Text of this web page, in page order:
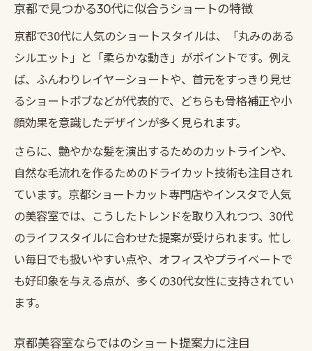
京都で見つかる30代に似合うショートの特徴
京都で30代に人気のショートスタイルは、「丸みのある
シルエット」と「柔らかな動き」がポイントです。例え
ば、ふんわりレイヤーショートや、首元をすっきり見せ
るショートボブなどが代表的で、どちらも骨格補正や小
顔効果を意識したデザインが多く見られます。
さらに、艶やかな髪を演出するためのカットラインや、
自然な毛流れを作るためのドライカット技術も注目され
ています。京都ショートカット専門店やインスタで人気
の美容室では、こうしたトレンドを取り入れつつ、30代
のライフスタイルに合わせた提案が受けられます。忙し
い毎日でも扱いやすい点や、オフィスやプライベートで
も好印象を与える点が、多くの30代女性に支持されてい
ます。
京都美容室ならではのショート提案力に注目